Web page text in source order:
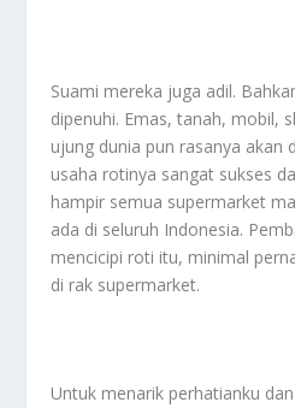
Suami mereka juga adil.
dipenuhi. Emas, tanah, mobil,
ujung dunia pun rasanya akan
usaha rotinya sangat sukses
hampir semua supermarket
ada di seluruh Indonesia.
mencicipi roti itu, minimal
di rak supermarket.
Untuk menarik perhatianku